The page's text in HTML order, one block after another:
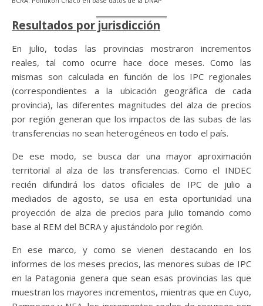
Resultados por jurisdicción
En julio, todas las provincias mostraron incrementos
reales, tal como ocurre hace doce meses. Como las
mismas son calculada en función de los IPC regionales
(correspondientes a la ubicación geográfica de cada
provincia), las diferentes magnitudes del alza de precios
por región generan que los impactos de las subas de las
transferencias no sean heterogéneos en todo el país.
De ese modo, se busca dar una mayor aproximación
territorial al alza de las transferencias. Como el INDEC
recién difundirá los datos oficiales de IPC de julio a
mediados de agosto, se usa en esta oportunidad una
proyección de alza de precios para julio tomando como
base al REM del BCRA y ajustándolo por región.
En ese marco, y como se vienen destacando en los
informes de los meses precios, las menores subas de IPC
en la Patagonia genera que sean esas provincias las que
muestran los mayores incrementos, mientras que en Cuyo,